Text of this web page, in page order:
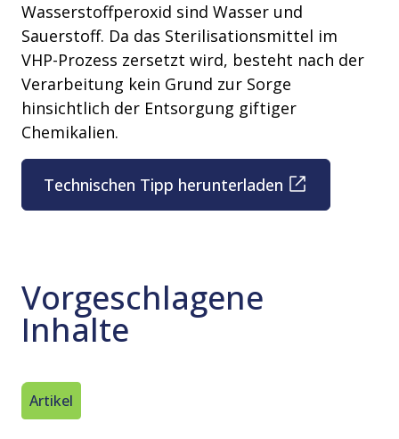
Wasserstoffperoxid sind Wasser und
Sauerstoff. Da das Sterilisationsmittel im
VHP-Prozess zersetzt wird, besteht nach der
Verarbeitung kein Grund zur Sorge
hinsichtlich der Entsorgung giftiger
Chemikalien.
Technischen Tipp herunterladen
Vorgeschlagene
Inhalte
Artikel